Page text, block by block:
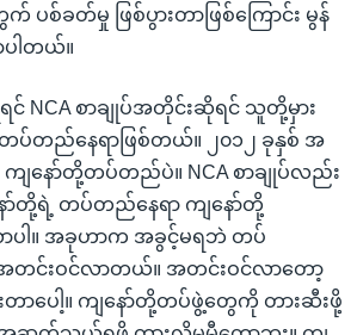
စ်ခတ်မှု ဖြစ်ပွားတာဖြစ်ကြောင်း မွန်
ပါတယ်။
င် NCA စာချုပ်အတိုင်းဆိုရင် သူတို့မှား
ပ်တည်နေရာဖြစ်တယ်။ ၂၀၁၂ ခုနှစ် အ
ျနော်တို့တပ်တည်ပဲ။ NCA စာချုပ်လည်း
ာ်တို့ရဲ့ တပ်တည်နေရာ ကျနော်တို့
ာပါ။ အခုဟာက အခွင့်မရဘဲ တပ်
အတင်းဝင်လာတယ်။ အတင်းဝင်လာတော့
ာပေါ့။ ကျနော်တို့တပ်ဖွဲ့တွေကို တားဆီးဖို့